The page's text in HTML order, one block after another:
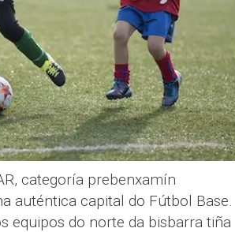
categoría prebenxamín
auténtica capital do Fútbol Base.
equipos do norte da bisbarra tiña